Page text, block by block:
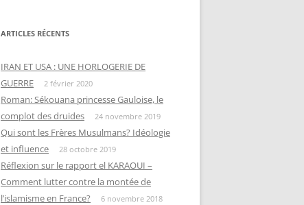
ARTICLES RÉCENTS
IRAN ET USA : UNE HORLOGERIE DE
GUERRE
2 février 2020
Roman: Sékouana princesse Gauloise, le
complot des druides
24 novembre 2019
Qui sont les Frères Musulmans? Idéologie
et influence
28 octobre 2019
Réflexion sur le rapport el KARAOUI –
Comment lutter contre la montée de
l’islamisme en France?
6 novembre 2018